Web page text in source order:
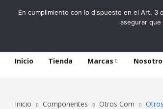
Inicio Tienda Marcas
Inicio Componentes Otros Com
En cumplimiento con lo dispuesto en el Art. 3
asegurar